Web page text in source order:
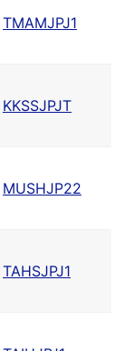
TMAMJPJ1
KKSSJPJT
MUSHJP22
TAHSJPJ1